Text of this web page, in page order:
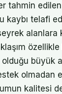
tahmin
kaybı telafi
alanlara
büyük
olmadan
kalitesi